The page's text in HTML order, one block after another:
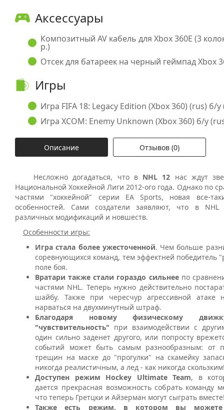
Аксессуары
Композитный AV кабель для Xbox 360E (3
р.)
Отсек для батареек на черный геймпад Xbox
Игры
Игра FIFA 18: Legacy Edition (Xbox 360) (rus) б/у
Игра XCOM: Enemy Unknown (Xbox 360) б/у
Описание Отзывов (0)
Несложно догадаться, что в NHL 12 нас ждут
Национальной Хоккейной Лиги 2012-ого года. Однако по
частями "хоккейной" серии EA Sports, новая все-
особенностей. Сами создатели заявляют, что в NHL
различных модификаций и новшеств.
Особенности игры:
Игра стала более ужесточенной. Чем больше
соревнующихся команд, тем эффектней победитель
поле боя.
Вратари также стали гораздо сильнеепо
частями NHL. Теперь нужно действительно
шайбу. Также при чересчур агрессивной атаке
нарваться на двухминутный штраф.
Благодаря новому физическому
"чувствительность" при взаимодействии с
один сильно заденет другого, или попросту
событий может быть самым разнообразным: от
трещин на маске до "прогулки" на скамейку
никогда реалистичным, а лед - как никогда
Доступен режим Hockey Ultimate Team, в
дается прекрасная возможность собрать команду
что теперь Гретцки и Айзерман могут сыграть
Также есть режим, в котором вы можете